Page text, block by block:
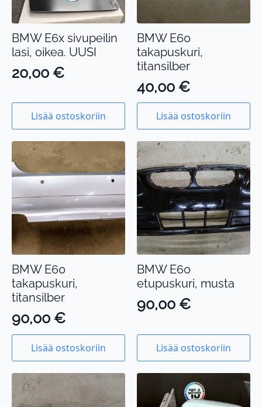
BMW E6x sivupeilin
lasi, oikea. UUSI
20,00 €
Lisää ostoskoriin
BMW E60
takapuskuri,
titansilber
40,00 €
Lisää ostoskoriin
BMW E60
takapuskuri,
titansilber
90,00 €
Lisää ostoskoriin
BMW E60
etupuskuri, musta
90,00 €
Lisää ostoskoriin